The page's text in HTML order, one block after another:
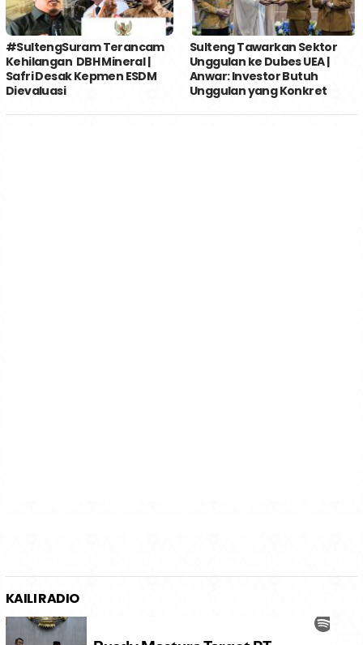
#SultengSuram Terancam
Kehilangan DBH Mineral |
Safri Desak Kepmen ESDM
Dievaluasi
Sulteng Tawarkan Sektor
Unggulan ke Dubes UEA |
Anwar: Investor Butuh
Unggulan yang Konkret
KAILI RADIO